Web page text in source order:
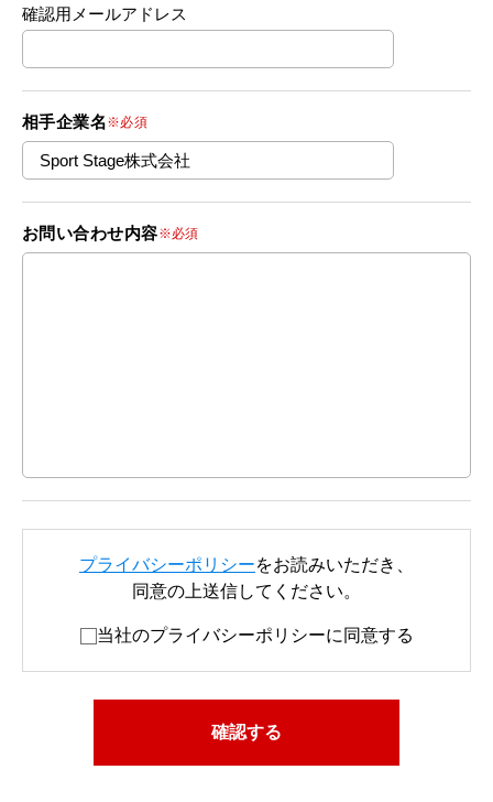
確認用メールアドレス
相手企業名※必須
お問い合わせ内容※必須
プライバシーポリシーをお読みいただき、
同意の上送信してください。
当社のプライバシーポリシーに同意する
確認する